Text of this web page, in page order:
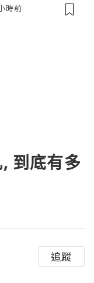
時前
到底有多
追蹤